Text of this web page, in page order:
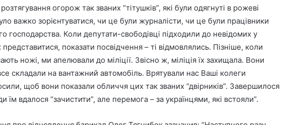
огорож так званих “тітушків”, які були одягнуті в рожеві
важко зорієнтуватися, чи це були журналісти, чи це були працівники
господарства. Коли депутати-свободівці підходили до невідомих у
показати посвідчення – ті відмовлялись. Пізніше, коли
ножі, ми апелювали до міліції. Звісно ж, міліція їх захищала. Вони
складали на вантажний автомобіль. Врятували нас Ваші колеги
щоб вони показали обличчя цих так званих “двірників”. Завершилося
їм вдалося “зачистити”, але перемога – за українцями, які встояли”.